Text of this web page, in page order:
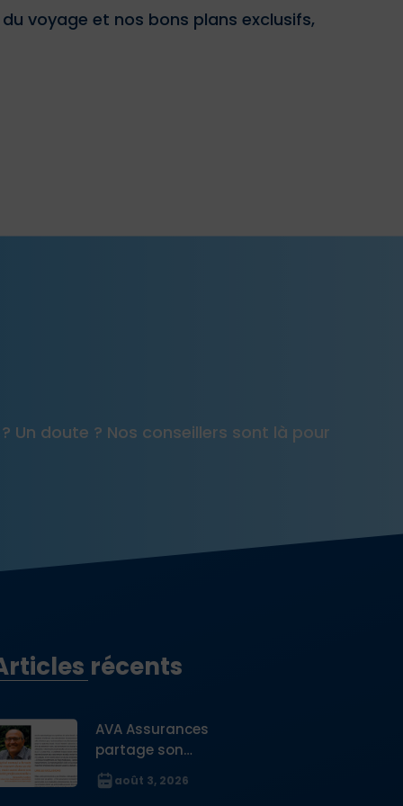
voyage et nos bons plans exclusifs,
Un doute ? Nos conseillers sont là pour
récents
AVA Assurances
partage son
expertise sur la
protection des
août 3, 2026